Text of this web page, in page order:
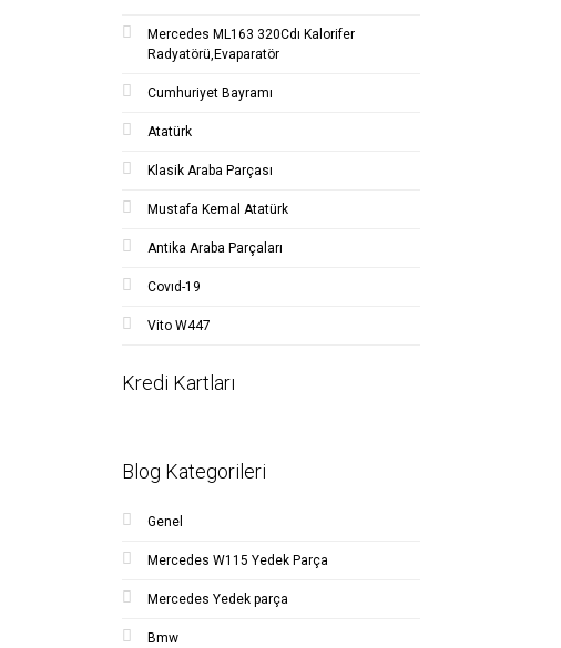
Mercedes ML163 320Cdı Kalorifer
Radyatörü,Evaparatör
Cumhuriyet Bayramı
Atatürk
Klasik Araba Parçası
Mustafa Kemal Atatürk
Antika Araba Parçaları
Covıd-19
Vito W447
Kredi Kartları
Blog Kategorileri
Genel
Mercedes W115 Yedek Parça
Mercedes Yedek parça
Bmw